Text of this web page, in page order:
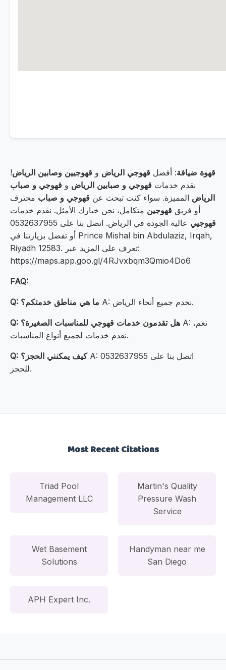
قهوة ضيافة: أفضل قهوجي الرياض و قهوجيين وصابين الرياض!
نقدم خدمات قهوجي و صبابين الرياض و قهوجي و صباب
الرياض المميزة. سواء كنت تبحث عن قهوجي و صباب محترف
أو فريق قهوجين متكامل، نحن خيارك الأمثل. نقدم خدمات
قهوجيي
عالية الجودة في الرياض. اتصل بنا على 0532637955
أو تفضل بزيارتنا في Prince Mishal bin Abdulaziz, Irqah,
Riyadh 12583. تعرف على المزيد عبر:
https://maps.app.goo.gl/4RJvxbqm3Qmio4Do6
FAQ:
Q: ما هي مناطق خدمتكم؟ A: نخدم جميع أنحاء الرياض.
Q: هل تقدمون خدمات قهوجي للمناسبات الصغيرة؟ A: نعم،
نقدم خدمات لجميع أنواع المناسبات.
Q: كيف يمكنني الحجز؟A: اتصل بنا على 0532637955
للحجز.
Most Recent Citations
Triad Pool
Management LLC
Martin's Quality
Pressure Wash
Service
Wet Basement
Solutions
Handyman near me
San Diego
APH Expert Inc.